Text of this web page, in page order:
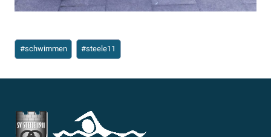
Schlagworte:
#schwimmen #steele11